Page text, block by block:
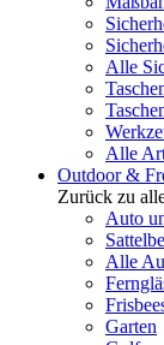
Alle
Alle
Outdoor &
Zurück zu
Auto
Alle
Garten